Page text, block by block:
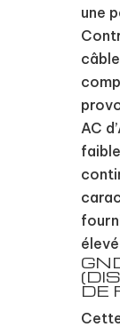
une
AC
DE